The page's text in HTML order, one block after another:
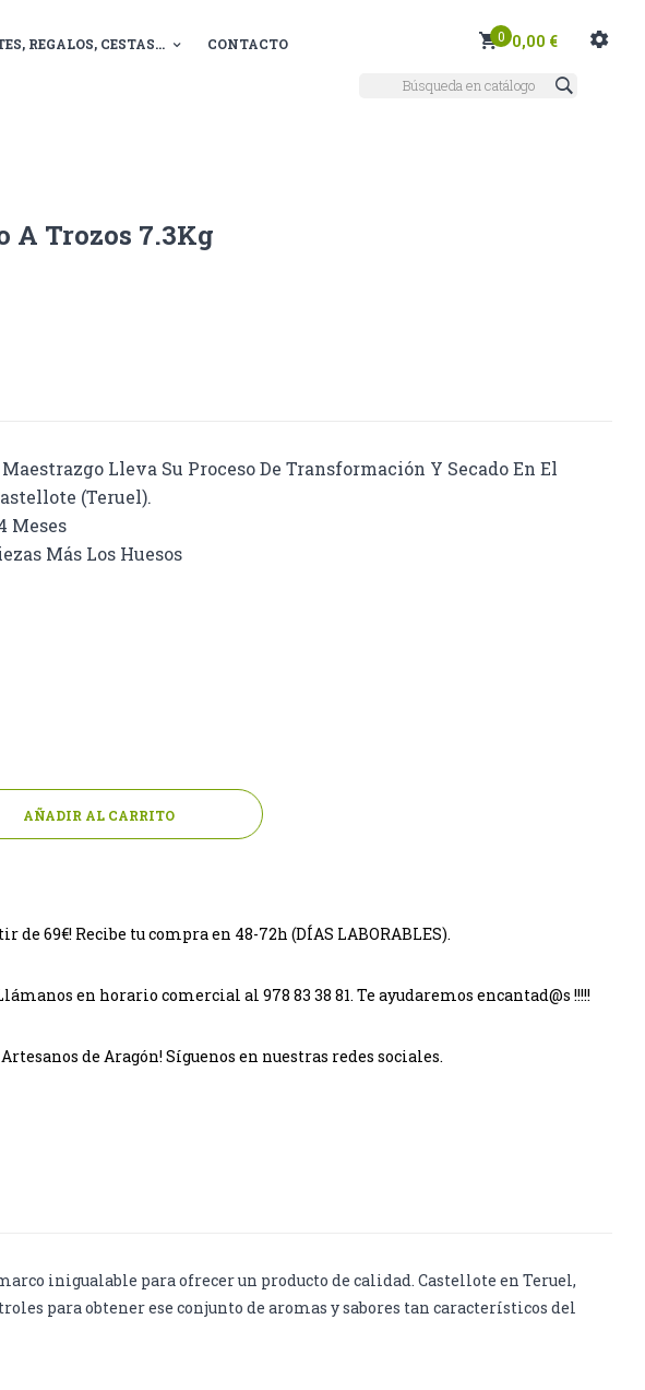
REGALOS, CESTAS... CONTACTO 0 0,00 €
A Trozos 7.3Kg
Lleva Su Proceso De Transformación Y Secado En El
(Teruel).
Meses
Más Los Huesos
AÑADIR AL CARRITO
de 69€! Recibe tu compra en 48-72h (DÍAS LABORABLES).
en horario comercial al 978 83 38 81. Te ayudaremos encantad@s !!!!!
de Aragón! Síguenos en nuestras redes sociales.
inigualable para ofrecer un producto de calidad. Castellote en Teruel,
para obtener ese conjunto de aromas y sabores tan característicos del